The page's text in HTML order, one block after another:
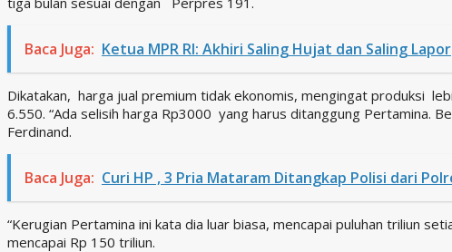
Baca Juga: Ketua MPR RI: Akhiri Saling Hujat dan Saling Lapor
Dikatakan, harga jual premium tidak ekonomis, mengingat produksi
6.550. “Ada selisih harga Rp3000 yang harus ditanggung Pertamina.
Ferdinand.
Baca Juga: Curi HP , 3 Pria Mataram Ditangkap Polisi dari
“Kerugian Pertamina ini kata dia luar biasa, mencapai puluhan triliun
mencapai Rp 150 triliun.